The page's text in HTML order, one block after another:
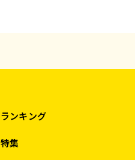
ランキング
特集